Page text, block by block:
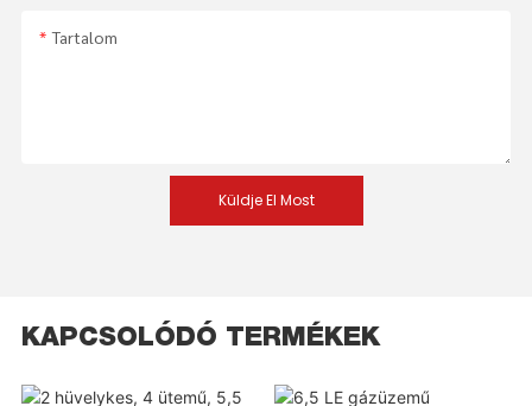
Tartalom
Küldje El Most
KAPCSOLÓDÓ TERMÉKEK